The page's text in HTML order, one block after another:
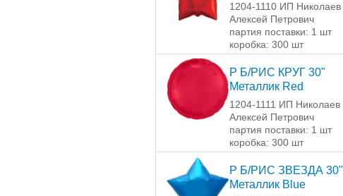
1204-1110 ИП Николаев
Алексей Петрович
партия поставки: 1 шт
коробка: 300 шт
Р Б/РИС КРУГ 30"
Металлик Red
1204-1111 ИП Николаев
Алексей Петрович
партия поставки: 1 шт
коробка: 300 шт
Р Б/РИС ЗВЕЗДА 30"
Металлик Blue